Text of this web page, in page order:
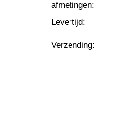
afmetingen:
Levertijd:
Verzending: